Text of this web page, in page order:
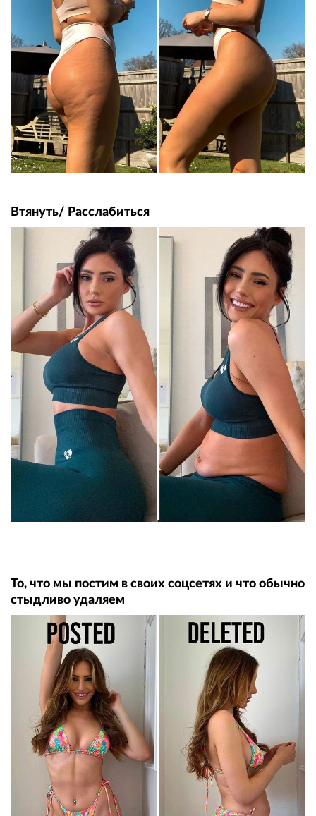
Втянуть/ Расслабиться
То, что мы постим в своих соцсетях и что обычно
стыдливо удаляем